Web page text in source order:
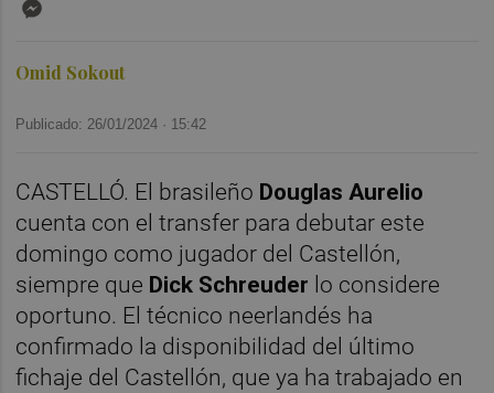
Omid Sokout
Publicado: 26/01/2024 · 15:42
CASTELLÓ. El brasileño Douglas Aurelio
cuenta con el transfer para debutar este
domingo como jugador del Castellón,
siempre que Dick Schreuder lo considere
oportuno. El técnico neerlandés ha
confirmado la disponibilidad del último
fichaje del Castellón, que ya ha trabajado en